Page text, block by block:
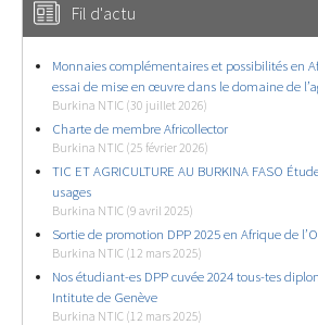
Fil d'actu
Monnaies complémentaires et possibilités en
essai de mise en œuvre dans le domaine de
Burkina NTIC (30 juillet 2026)
Charte de membre Africollector
Burkina NTIC (25 février 2026)
TIC ET AGRICULTURE AU BURKINA FASO
usages
Burkina NTIC (9 avril 2025)
Sortie de promotion DPP 2025 en Afrique de
Burkina NTIC (12 mars 2025)
Nos étudiant-es DPP cuvée 2024 tous-tes
Intitute de Genève
Burkina NTIC (12 mars 2025)